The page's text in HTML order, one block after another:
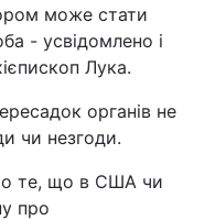
може стати
- усвідомлено і
Лука.
органів не
чи незгоди.
те, що в США чи
про